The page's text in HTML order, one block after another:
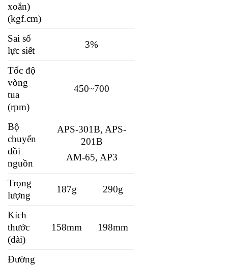
xoắn)
(kgf.cm)
Sai số
lực siết
3%
Tốc độ
vòng
tua
(rpm)
450~700
Bộ
chuyển
đồi
nguồn
APS-301B, APS-
201B
AM-65, AP3
Trọng
lượng
187g 290g
Kích
thước
(dài)
158mm 198mm
Đường